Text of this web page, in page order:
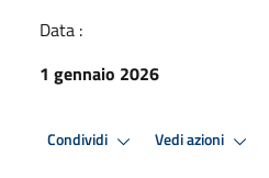
Data :
1 gennaio 2026
Condividi Vedi azioni